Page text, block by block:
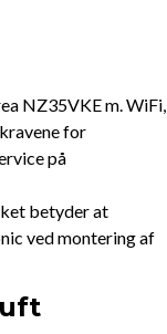
NZ35VKE m. WiFi,
for
på
betyder at
ved montering af